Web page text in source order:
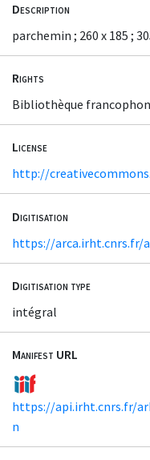
Description
parchemin ; 260 x 185 ;
Rights
Bibliothèque
License
http://
Digitisation
https://arca.irht.cnrs.fr/
Digitisation type
intégral
Manifest URL
https://api.irht.cnrs.fr/
n